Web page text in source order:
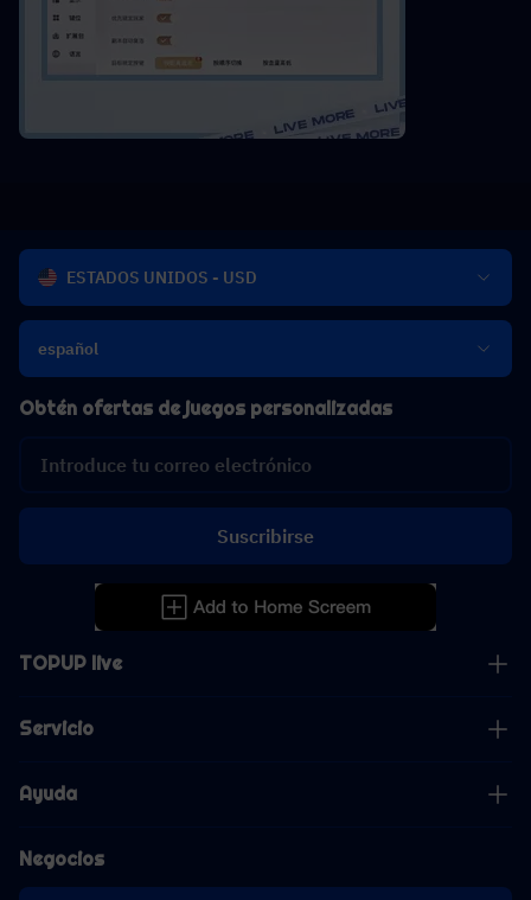
ESTADOS UNIDOS - USD
español
TOPUP live
Servicio
Ayuda
Negocios
Obtén ofertas de juegos personalizadas
Suscribirse